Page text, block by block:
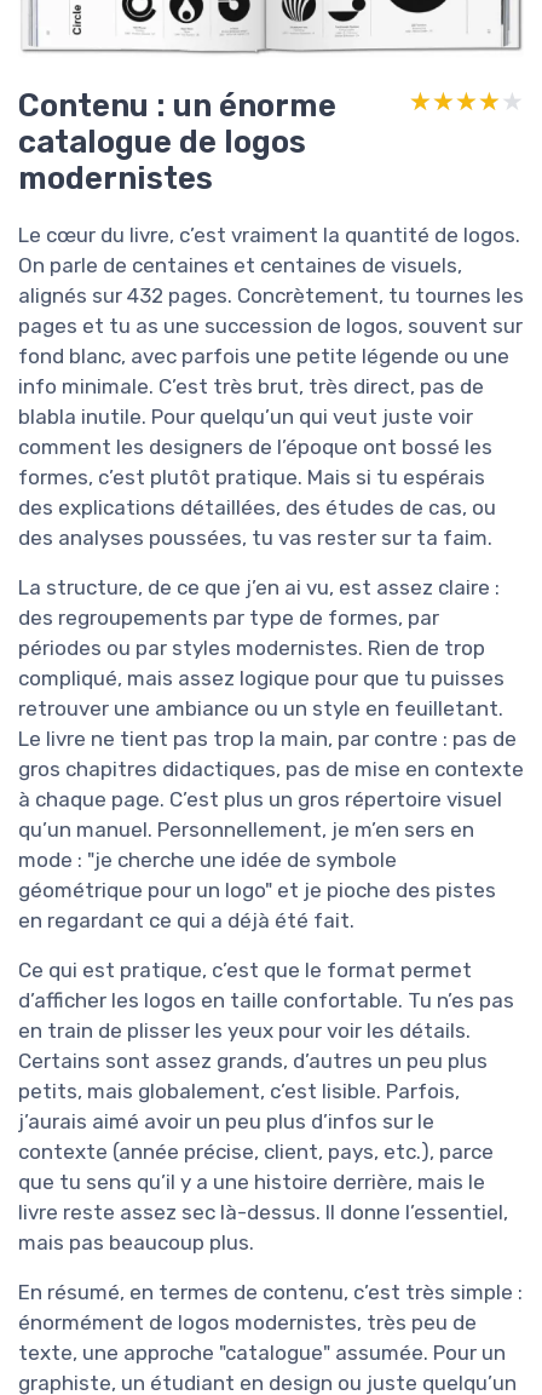
Contenu : un énorme
catalogue de logos
modernistes
★★★★★
★★★★★
Le cœur du livre, c’est vraiment la quantité de logos.
On parle de centaines et centaines de visuels,
alignés sur 432 pages. Concrètement, tu tournes les
pages et tu as une succession de logos, souvent sur
fond blanc, avec parfois une petite légende ou une
info minimale. C’est très brut, très direct, pas de
blabla inutile. Pour quelqu’un qui veut juste voir
comment les designers de l’époque ont bossé les
formes, c’est plutôt pratique. Mais si tu espérais
des explications détaillées, des études de cas, ou
des analyses poussées, tu vas rester sur ta faim.
La structure, de ce que j’en ai vu, est assez claire :
des regroupements par type de formes, par
périodes ou par styles modernistes. Rien de trop
compliqué, mais assez logique pour que tu puisses
retrouver une ambiance ou un style en feuilletant.
Le livre ne tient pas trop la main, par contre : pas de
gros chapitres didactiques, pas de mise en contexte
à chaque page. C’est plus un gros répertoire visuel
qu’un manuel. Personnellement, je m’en sers en
mode : "je cherche une idée de symbole
géométrique pour un logo" et je pioche des pistes
en regardant ce qui a déjà été fait.
Ce qui est pratique, c’est que le format permet
d’afficher les logos en taille confortable. Tu n’es pas
en train de plisser les yeux pour voir les détails.
Certains sont assez grands, d’autres un peu plus
petits, mais globalement, c’est lisible. Parfois,
j’aurais aimé avoir un peu plus d’infos sur le
contexte (année précise, client, pays, etc.), parce
que tu sens qu’il y a une histoire derrière, mais le
livre reste assez sec là-dessus. Il donne l’essentiel,
mais pas beaucoup plus.
En résumé, en termes de contenu, c’est très simple :
énormément de logos modernistes, très peu de
texte, une approche "catalogue" assumée. Pour un
graphiste, un étudiant en design ou juste quelqu’un